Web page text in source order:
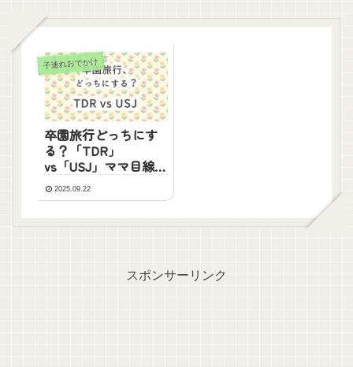
子連れおでかけ
卒園旅行どっちにす
る？「TDR」
vs「USJ」ママ目線で
徹底比較＆準備ガイ
ド2025.09.22
スポンサーリンク